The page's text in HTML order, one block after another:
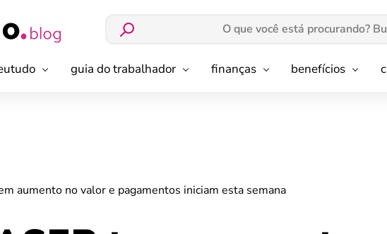
guia do trabalhador finanças benefícios
aumento no valor e pagamentos iniciam esta semana